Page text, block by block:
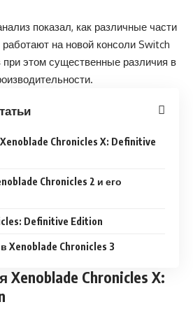
показал, как различные части
на новой консоли Switch
при этом существенные различия в
Chronicles X: Definitive
Chronicles 2 и его
Definitive Edition
Xenoblade Chronicles 3
Xenoblade Chronicles X: